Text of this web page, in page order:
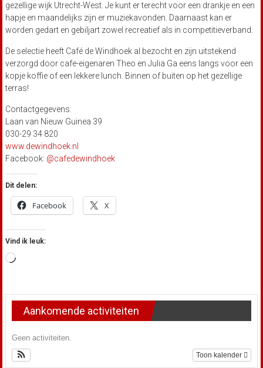
gezellige wijk Utrecht-West. Je kunt er terecht voor een drankje en een
hapje en maandelijks zijn er muziekavonden. Daarnaast kan er
worden gedart en gebiljart zowel recreatief als in competitieverband.
De selectie heeft Café de Windhoek al bezocht en zijn uitstekend
verzorgd door cafe-eigenaren Theo en Julia Ga eens langs voor een
kopje koffie of een lekkere lunch. Binnen of buiten op het gezellige
terras!
Contactgegevens:
Laan van Nieuw Guinea 39
030-29 34 820
www.dewindhoek.nl
Facebook: @cafedewindhoek
Dit delen:
Facebook X
Vind ik leuk:
Aan
Aankomende activiteiten
Geen activiteiten.
Toon kalender